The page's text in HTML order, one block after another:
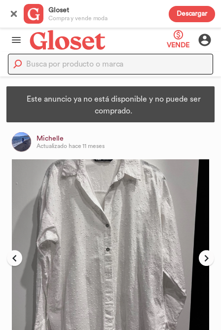
Gloset
Compra y vende moda
Descargar
VENDE
Este anuncio ya no está disponible y no puede ser
comprado.
Michelle
Actualizado hace 11 meses